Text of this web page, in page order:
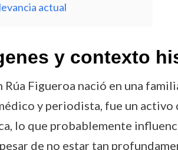
actual
y contexto
Rúa Figueroa nació en una
y periodista, fue un
lo que probablemente
pesar de no estar tan